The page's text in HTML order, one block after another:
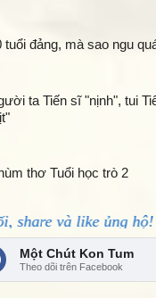
tuổi đảng, mà sao ngu
ta Tiến sĩ "nịnh", tui
thơ Tuổi học trò 2
ủng hộ!
Một Chút Kon Tum
Theo dõi trên Facebook